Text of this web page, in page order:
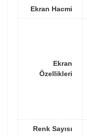
Ekran Hacmi
Ekran
Özellikleri
Renk Sayısı